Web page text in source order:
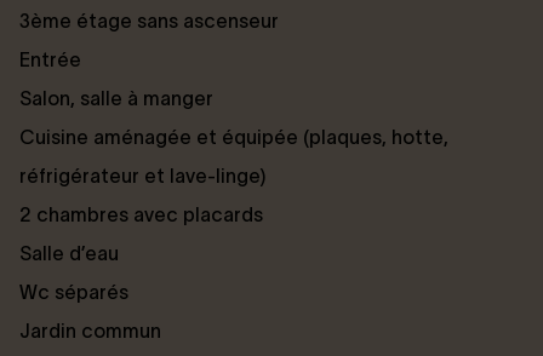
3ème étage sans ascenseur
Entrée
Salon, salle à manger
Cuisine aménagée et équipée (plaques, hotte,
réfrigérateur et lave-linge)
2 chambres avec placards
Salle d’eau
Wc séparés
Jardin commun